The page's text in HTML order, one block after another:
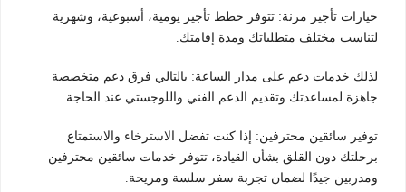
خيارات تأجير مرنة: تتوفر خطط تأجير يومية، أسبوعية، وشهرية
لتناسب مختلف متطلباتك ومدة إقامتك.
لذلك خدمات دعم على مدار الساعة: بالتالي فرق دعم متخصصة
جاهزة لمساعدتك وتقديم الدعم الفني واللوجستي عند الحاجة.
توفير سائقين محترفين: إذا كنت تفضل الاسترخاء والاستمتاع
برحلتك دون القلق بشأن القيادة، تتوفر خدمات سائقين محترفين
ومدربين جيدًا لضمان تجربة سفر سلسة ومريحة.